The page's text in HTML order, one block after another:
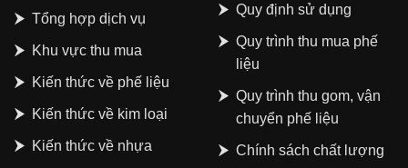
Tổng hợp dịch vụ
Khu vực thu mua
Kiến thức về phế liệu
Kiến thức về kim loại
Kiến thức về nhựa
Quy định sử dụng
Quy trình thu mua phế
liệu
Quy trình thu gom, vận
chuyển phế liệu
Chính sách chất lượng